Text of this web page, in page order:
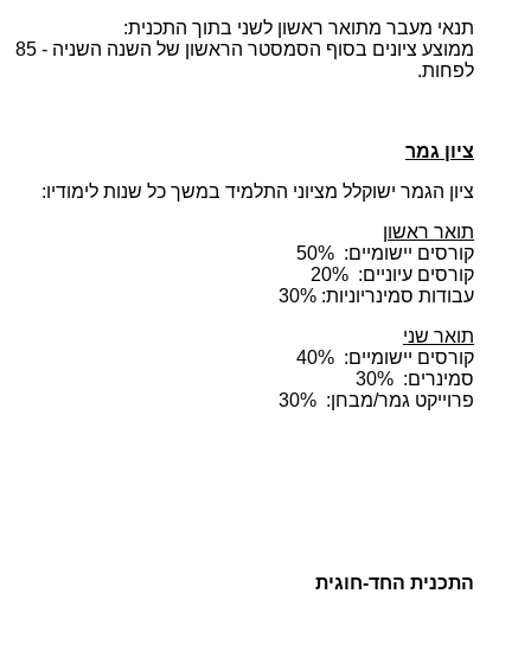
תנאי מעבר מתואר ראשון לשני בתוך התכנית:
ממוצע ציונים בסוף הסמסטר הראשון של השנה השניה - 85
לפחות.
ציון גמר
ציון הגמר ישוקלל מציוני התלמיד במשך כל שנות לימודיו:
תואר ראשון
קורסים יישומיים: 50%
קורסים עיוניים: 20%
עבודות סמינריוניות: 30%
תואר שני
קורסים יישומיים: 40%
סמינרים: 30%
פרוייקט גמר/מבחן: 30%
התכנית החד-חוגית